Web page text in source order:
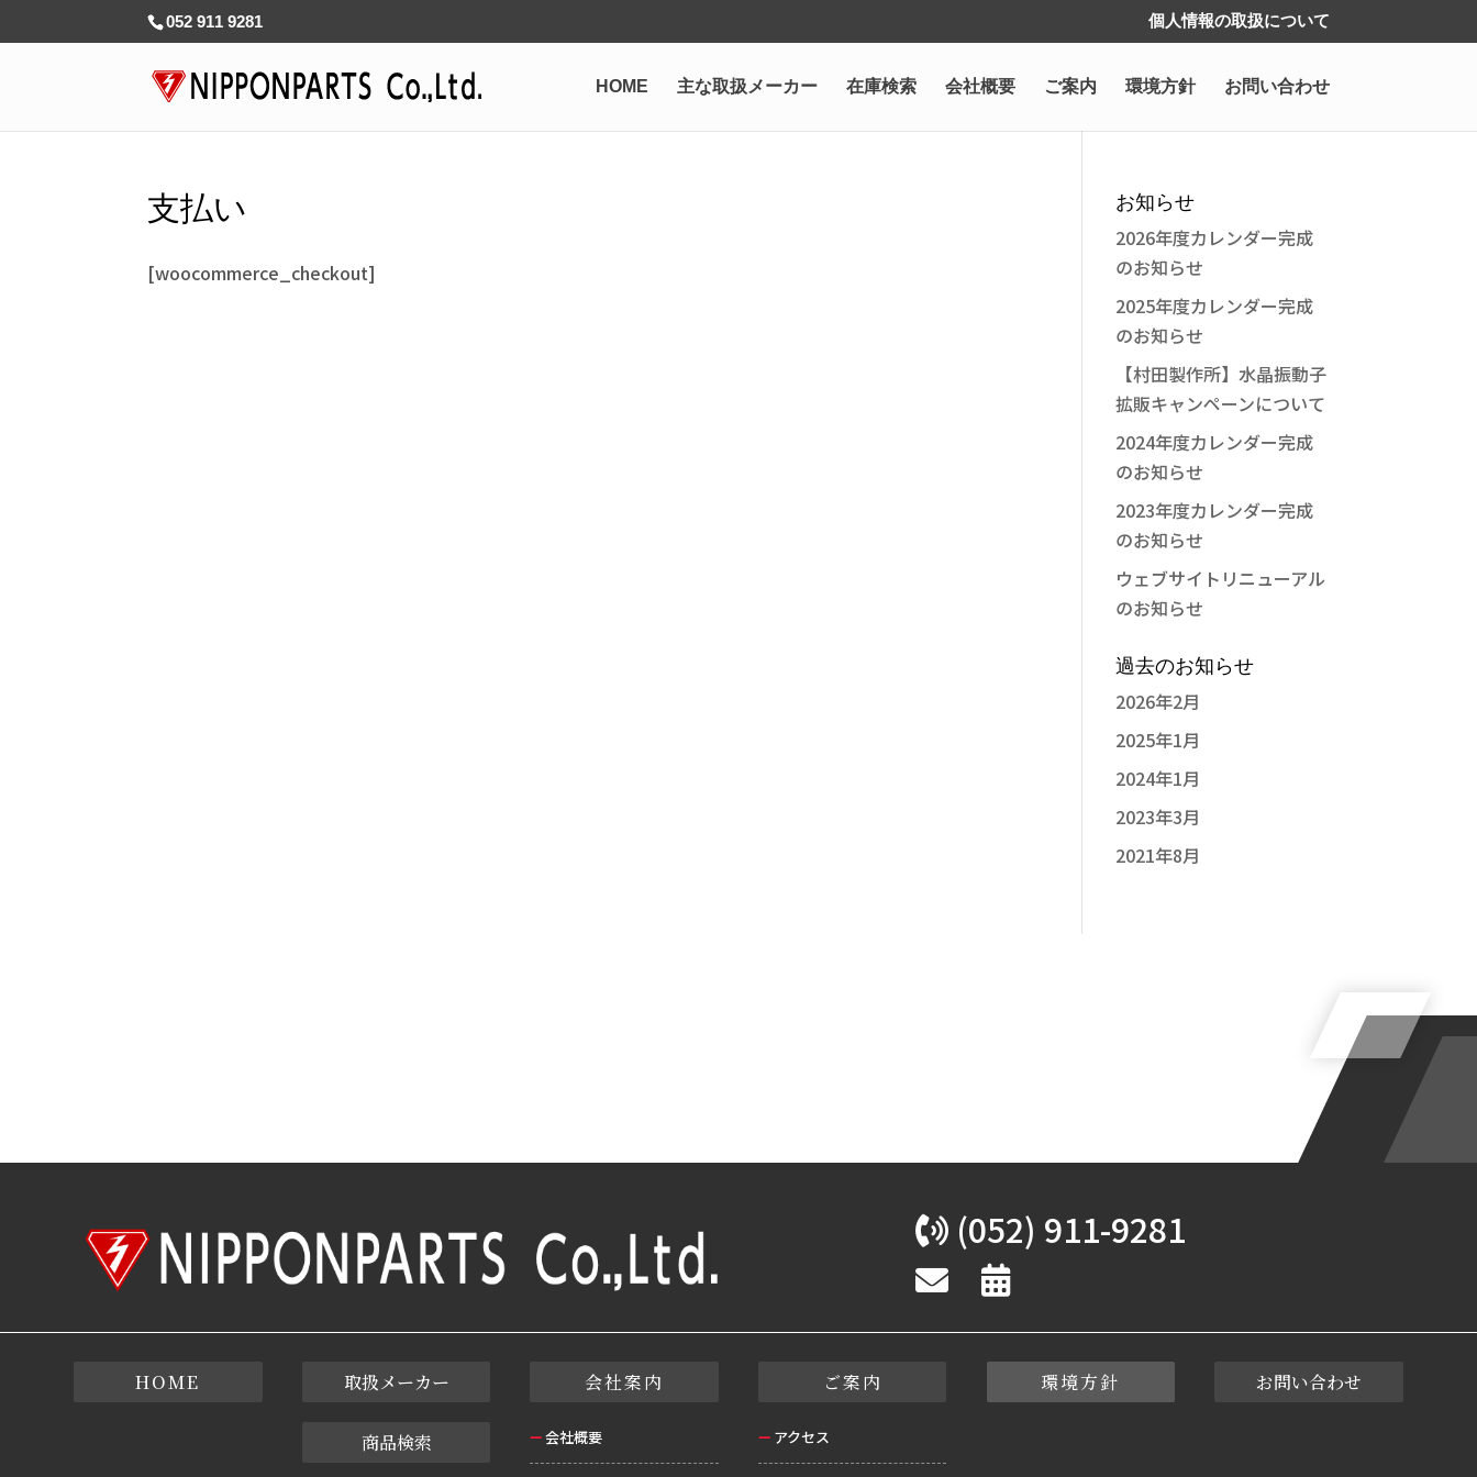
052 911 9281 個人情報の取扱について
HOME 主な取扱メーカー 在庫検索 会社概要 ご案内 環境方針 お問い合わせ
支払い
[woocommerce_checkout]
お知らせ
2026年度カレンダー完成
のお知らせ
2025年度カレンダー完成
のお知らせ
【村田製作所】水晶振動子
拡販キャンペーンについて
2024年度カレンダー完成
のお知らせ
2023年度カレンダー完成
のお知らせ
ウェブサイトリニューアル
のお知らせ
過去のお知らせ
2026年2月
2025年1月
2024年1月
2023年3月
2021年8月
(052) 911-9281
HOME 取扱メーカー
商品検索
会社案内
会社概要
ご案内
アクセス
環境方針 お問い合わせ